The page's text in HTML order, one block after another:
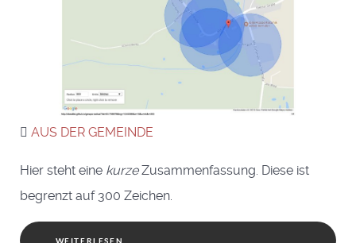
AUS DER GEMEINDE
Hier steht eine kurzeZusammenfassung. Diese ist
begrenzt auf 300 Zeichen.
WEITERLESEN...